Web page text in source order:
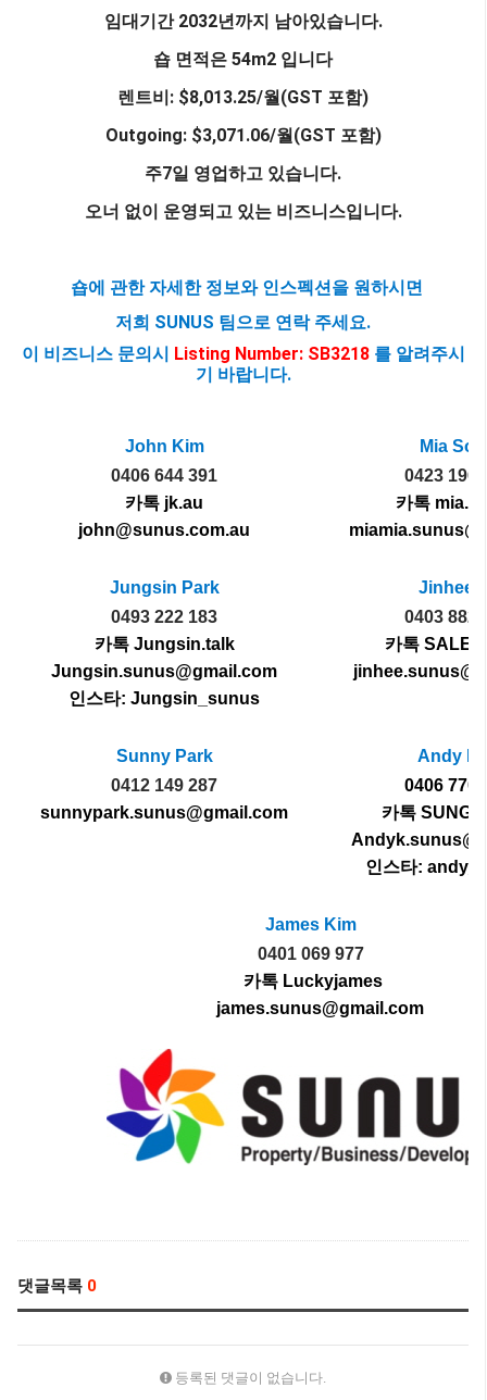
임대기간 2032년까지 남아있습니다.
숍 면적은 54m2 입니다
렌트비: $8,013.25/월(GST 포함)
Outgoing: $3,071.06/월(GST 포함)
주7일 영업하고 있습니다.
오너 없이 운영되고 있는 비즈니스입니다.
숍에 관한 자세한 정보와 인스펙션을 원하시면
저희 SUNUS 팀으로 연락 주세요.
이 비즈니스 문의시 Listing Number: SB3218 를 알려주시
기 바랍니다.
John Kim
0406 644 391
카톡 jk.au
john@sunus.com.au
Mia
0423 196
카톡
Jungsin Park
0493 222 183
카톡 Jungsin.talk
Jungsin.sunus@gmail.com
인스타: Jungsin_sunus
Jinhee
0403 882
카톡
Sunny Park
0412 149 287
sunnypark.sunus@gmail.com
Andy
0406 770
카톡
인스타:
James Kim
0401 069 977
카톡 Luckyjames
james.sunus@gmail.com
댓글목록 0
등록된 댓글이 없습니다.